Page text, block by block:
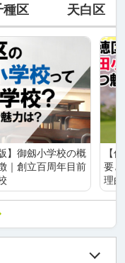
種区 天白区
】御劔小学校の概
｜創立百周年目前
【
要
理